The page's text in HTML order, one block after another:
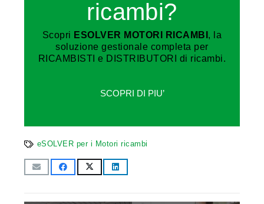
ricambi?
Scopri ESOLVER MOTORI RICAMBI , la
soluzione gestionale completa per
RICAMBISTI e DISTRIBUTORI di ricambi.
SCOPRI DI PIU’
eSOLVER per i Motori ricambi